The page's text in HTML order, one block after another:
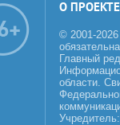
О ПРОЕКТЕ
© 2001-
Главный
области.